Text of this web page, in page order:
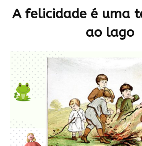
A felicidade é uma
ao lago